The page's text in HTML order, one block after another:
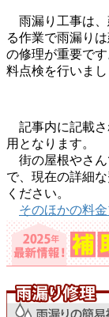
雨漏り工事は、
る作業で雨漏り
の修理が重要で
料点検を行いまし
記事内に記載さ
用となります。
街の屋根やさん
で、現在の詳細
ください。
そのほかの料